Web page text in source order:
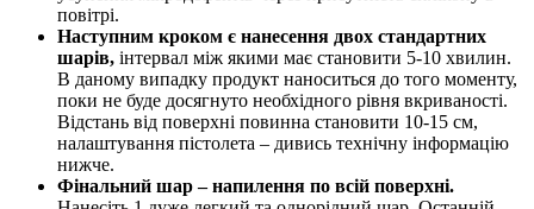
повітрі.
Наступним кроком є нанесення двох стандартних
шарів, інтервал між якими має становити 5-10 хвилин.
В даному випадку продукт наноситься до того моменту,
поки не буде досягнуто необхідного рівня вкриваності.
Відстань від поверхні повинна становити 10-15 см,
налаштування пістолета – дивись технічну інформацію
нижче.
Фінальний шар – напилення по всій поверхні.